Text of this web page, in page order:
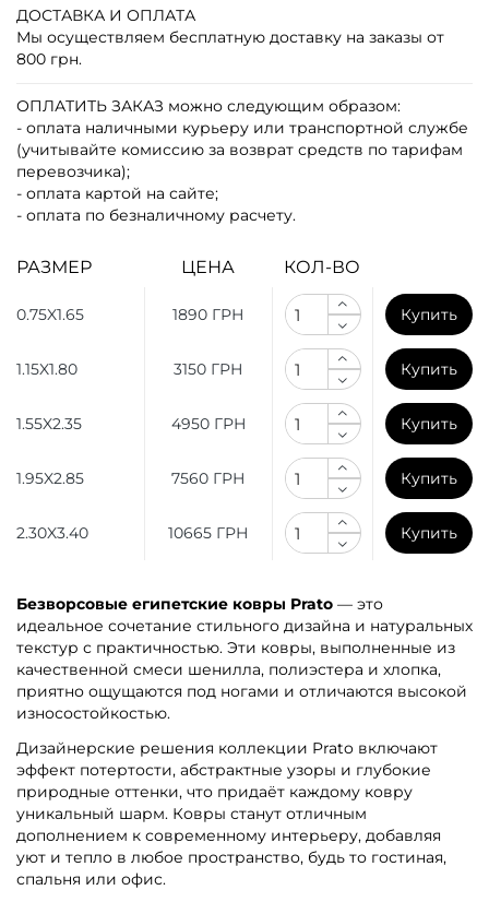
ДОСТАВКА И ОПЛАТА
Мы осуществляем бесплатную доставку на заказы от
800 грн.
ОПЛАТИТЬ ЗАКАЗ можно следующим образом:
- оплата наличными курьеру или транспортной службе
(учитывайте комиссию за возврат средств по тарифам
перевозчика);
- оплата картой на сайте;
- оплата по безналичному расчету.
РАЗМЕР ЦЕНА КОЛ-ВО
0.75X1.65 1890 ГРН Купить
1.15X1.80 3150 ГРН Купить
1.55X2.35 4950 ГРН Купить
1.95X2.85 7560 ГРН Купить
2.30X3.40 10665 ГРН Купить
Безворсовые египетские ковры Prato — это
идеальное сочетание стильного дизайна и натуральных
текстур с практичностью. Эти ковры, выполненные из
качественной смеси шенилла, полиэстера и хлопка,
приятно ощущаются под ногами и отличаются высокой
износостойкостью.
Дизайнерские решения коллекции Prato включают
эффект потертости, абстрактные узоры и глубокие
природные оттенки, что придаёт каждому ковру
уникальный шарм. Ковры станут отличным
дополнением к современному интерьеру, добавляя
уют и тепло в любое пространство, будь то гостиная,
спальня или офис.